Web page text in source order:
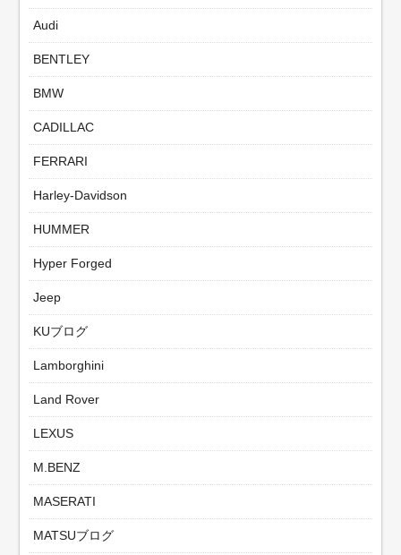
Audi
BENTLEY
BMW
CADILLAC
FERRARI
Harley-Davidson
HUMMER
Hyper Forged
Jeep
KUブログ
Lamborghini
Land Rover
LEXUS
M.BENZ
MASERATI
MATSUブログ